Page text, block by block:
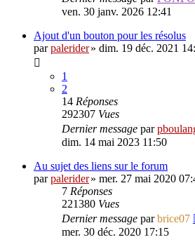
ven. 30 janv. 2026 12:41
Ajout d'un bouton pour les résolus
parpalerider» dim. 19 déc. 2021
1
2
14 Réponses
292307 Vues
Dernier message par
dim. 14 mai 2023 11:50
Au sujet des liens sur le forum
parpalerider» mer. 27 mai 2020
7 Réponses
221380 Vues
Dernier message parbrice07
mer. 30 déc. 2020 17:15